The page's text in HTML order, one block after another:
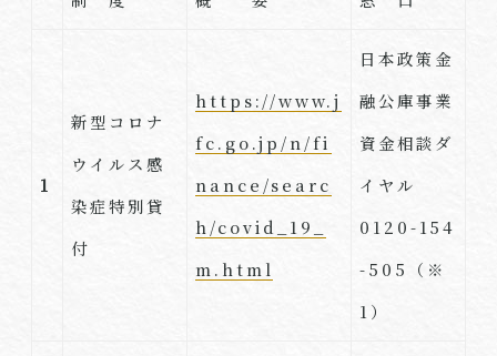
1
新型コロナ
ウイルス感
染症特別貸
付
https://www.j
fc.go.jp/n/fi
nance/searc
h/covid_19_
m.html
日本政策金
融公庫事業
資金相談ダ
イヤル
0120-154
-505（※
1）